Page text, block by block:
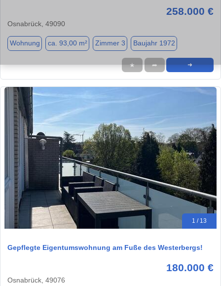
258.000 €
Osnabrück, 49090
Wohnung ca. 93,00 m² Zimmer 3 Baujahr 1972
★ ➦ ➜
1 / 13
Gepflegte Eigentumswohnung am Fuße des Westerbergs!
180.000 €
Osnabrück, 49076